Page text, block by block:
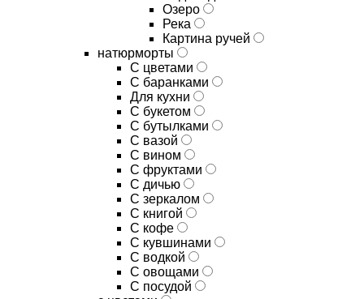
Озеро
Река
Картина ручей
натюрморты
С цветами
С баранками
Для кухни
C букетом
C бутылками
C вазой
C вином
C фруктами
C дичью
C зеркалом
C книгой
C кофе
C кувшинами
C водкой
C овощами
C посудой